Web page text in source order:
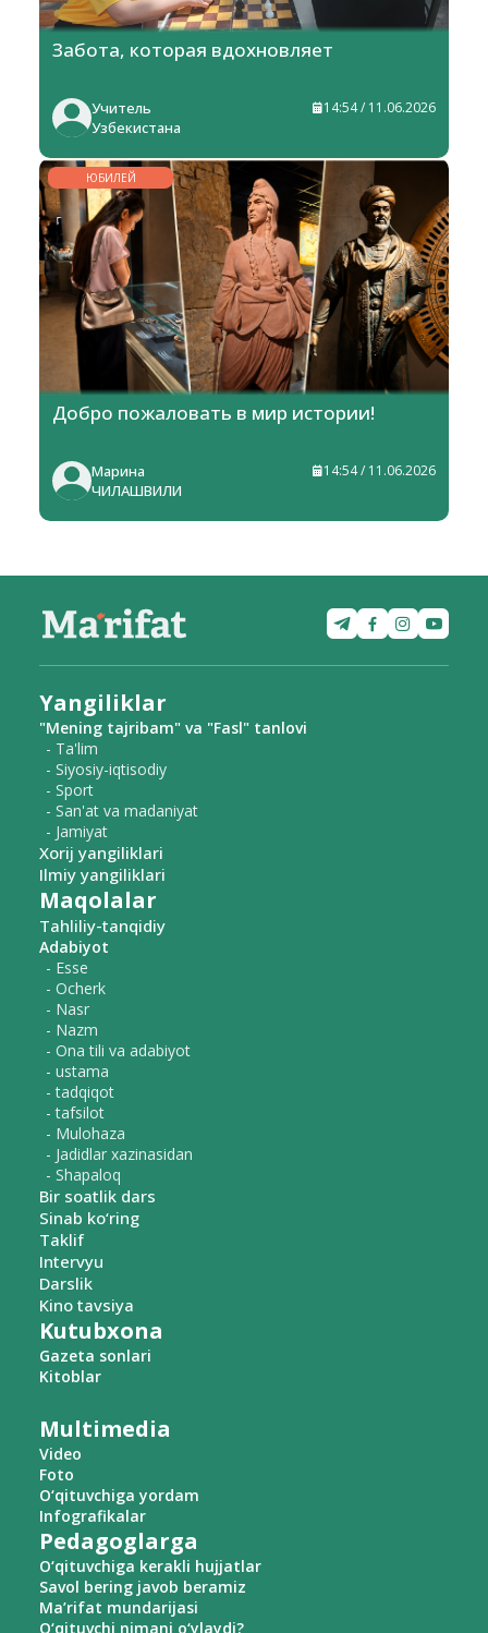
Забота, которая вдохновляет
Учитель
Узбекистана
14:54 / 11.06.2026
ЮБИЛЕЙ
Добро пожаловать в мир истории!
Марина
ЧИЛАШВИЛИ
14:54 / 11.06.2026
Yangiliklar
"Mening tajribam" va "Fasl" tanlovi
- Ta'lim
- Siyosiy-iqtisodiy
- Sport
- San'at va madaniyat
- Jamiyat
Xorij yangiliklari
Ilmiy yangiliklari
Maqolalar
Tahliliy-tanqidiy
Adabiyot
- Esse
- Ocherk
- Nasr
- Nazm
- Ona tili va adabiyot
- ustama
- tadqiqot
- tafsilot
- Mulohaza
- Jadidlar xazinasidan
- Shapaloq
Bir soatlik dars
Sinab ko‘ring
Taklif
Intervyu
Darslik
Kino tavsiya
Kutubxona
Gazeta sonlari
Kitoblar
Multimedia
Video
Foto
O‘qituvchiga yordam
Infografikalar
Pedagoglarga
O‘qituvchiga kerakli hujjatlar
Savol bering javob beramiz
Ma’rifat mundarijasi
O‘qituvchi nimani o‘ylaydi?